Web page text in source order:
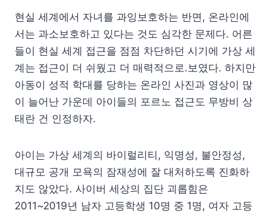
현실 세계에서 자녀를 과잉보호하는 반면, 온라인에
서는 과소보호하고 있다는 것도 심각한 문제다. 어른
들이 현실 세계 접근을 점점 차단하던 시기에 가상 세
계는 접근이 더 쉬웠고 더 매력적으로.보였다. 하지만
아동이 성적 학대를 당하는 온라인 사진과 영상이 많
이 늘어난 가운데 아이들의 포르노 접근도 무방비 상
태란 건 인정하자.
아이는 가상 세계의 바이럴리티, 익명성, 불안정성,
대규모 공개 모욕의 잠재성에 잘 대처하도록 진화하
지도 않았다. 사이버 세상의 집단 괴롭힘은
2011~2019년 남자 고등학생 10명 중 1명, 여자 고등